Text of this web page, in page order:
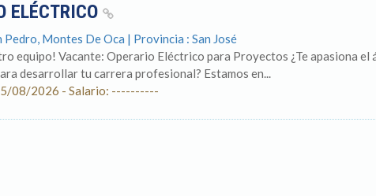
ELÉCTRICO
Pedro, Montes De Oca | Provincia : San José
equipo! Vacante: Operario Eléctrico para Proyectos ¿Te apasiona el
desarrollar tu carrera profesional? Estamos en...
08/2026 - Salario: ----------